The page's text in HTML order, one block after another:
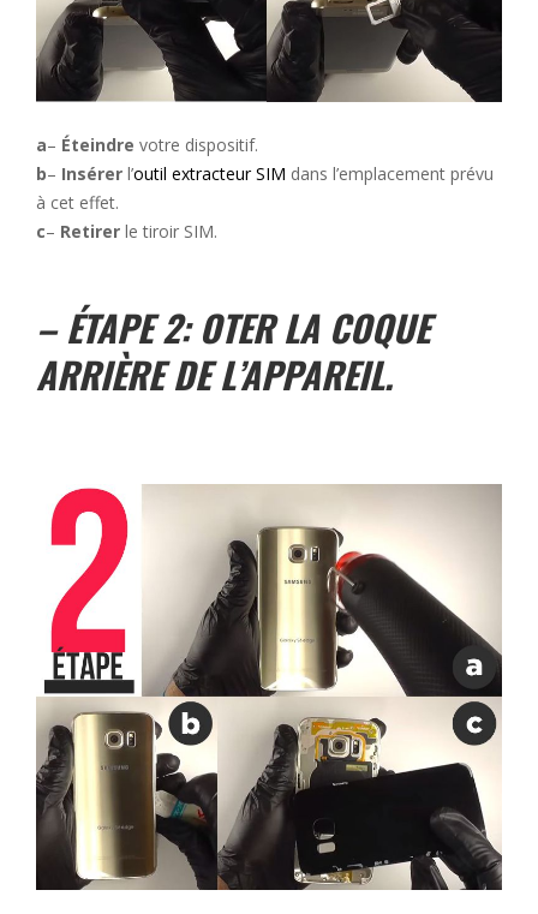
a– Éteindre votre dispositif.
b– Insérer l’outil extracteur SIM dans l’emplacement prévu
à cet effet.
c– Retirer le tiroir SIM.
– ÉTAPE 2: OTER LA COQUE
ARRIÈRE DE L’APPAREIL.